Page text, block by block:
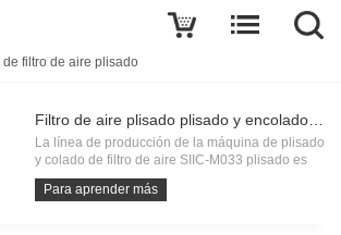
filtro de aire plisado
Filtro de aire plisado plisado y encolado de la línea de producción de la máquina.
La línea de producción de la máquina de plisado
y colado de filtro de aire SIIC-M033 plisado es
especial para hacer plisados y colado de filtros
de aire plisados, como mini plisados, filtro de
Para aprender más